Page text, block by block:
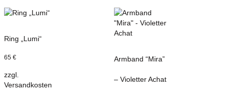
Ring „Lumi“
65 €
zzgl.
Versandkosten
Armband “Mira”
– Violetter Achat